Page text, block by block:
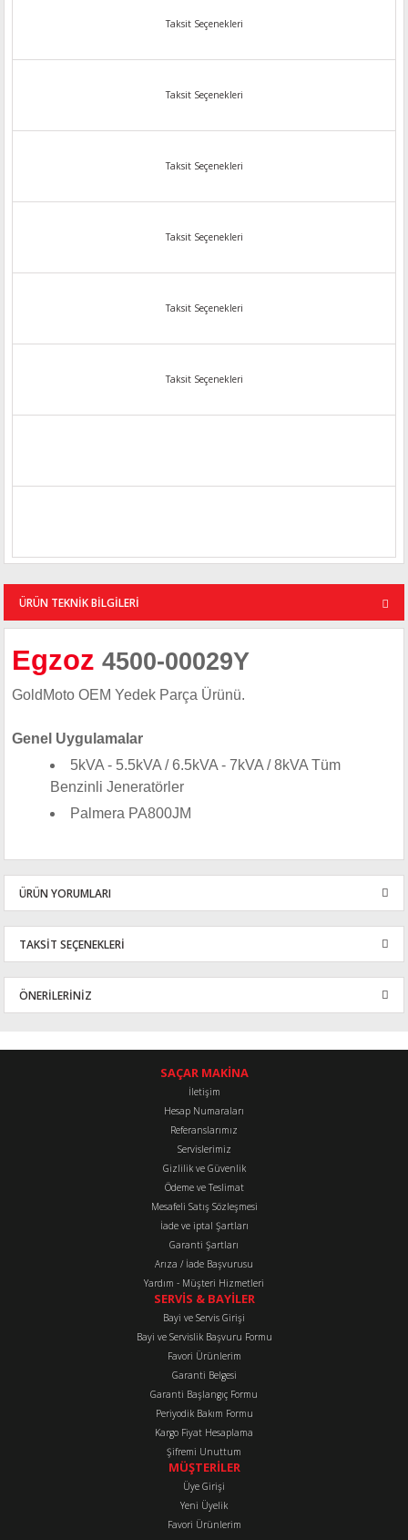
Taksit Seçenekleri
Taksit Seçenekleri
Taksit Seçenekleri
Taksit Seçenekleri
Taksit Seçenekleri
Taksit Seçenekleri
ÜRÜN TEKNİK BİLGİLERİ
Egzoz 4500-00029Y
GoldMoto OEM Yedek Parça Ürünü.
Genel Uygulamalar
5kVA - 5.5kVA / 6.5kVA - 7kVA / 8kVA Tüm
Benzinli Jeneratörler
Palmera PA800JM
ÜRÜN YORUMLARI
Bu ürüne ilk yorumu siz yapın!
TAKSİT SEÇENEKLERİ
ÖNERİLERİNİZ
konularda yetersiz gördüğünüz noktaları öneri formunu kullanarak
Görüş ve önerileriniz için teşekkür ederiz.
Ürün resmi kalitesiz, bozuk veya görüntülenemiyor.
Ürün bilgilerinde hatalar bulunuyor.
Ürün fiyatı diğer sitelerden daha pahalı.
Bu ürüne benzer farklı alternatifler olmalı.
Gönder
SAÇAR MAKİNA
İletişim
Hesap Numaraları
Referanslarımız
Servislerimiz
Gizlilik ve Güvenlik
Ödeme ve Teslimat
Mesafeli Satış Sözleşmesi
İade ve iptal Şartları
Garanti Şartları
Arıza / İade Başvurusu
Yardım - Müşteri Hizmetleri
SERVİS & BAYİLER
Bayi ve Servis Girişi
Bayi ve Servislik Başvuru Formu
Favori Ürünlerim
Garanti Belgesi
Garanti Başlangıç Formu
Periyodik Bakım Formu
Kargo Fiyat Hesaplama
Şifremi Unuttum
MÜŞTERİLER
Üye Girişi
Yeni Üyelik
Favori Ürünlerim